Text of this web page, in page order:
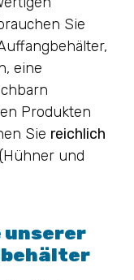
Sie
eine
Produkten
Sie reichlich
(Hühner und
unserer